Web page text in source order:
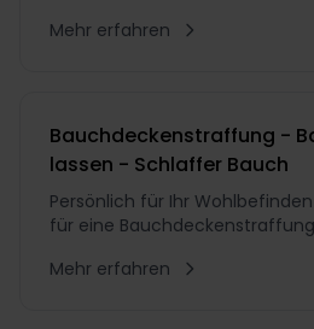
zur Seite und wünschen sich,
Mehr erfahren
Bauchdeckenstraffung -
lassen - Schlaffer Bauch
Persönlich für Ihr
für eine
sondern auch Ihre
Mehr erfahren